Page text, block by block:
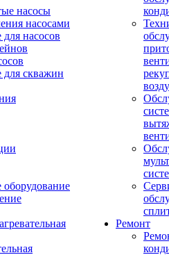
насосы
насосами
насосов
скважин
Ремонт